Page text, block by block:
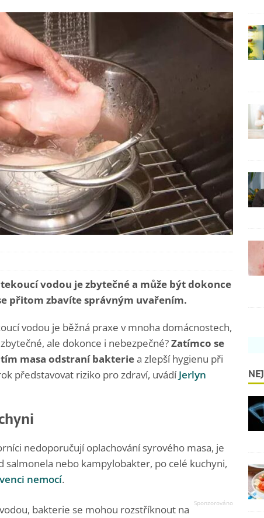
vodou je zbytečné a může být dokonce
přitom zbavíte správným uvařením.
vodou je běžná praxe v mnoha domácnostech,
ale dokonce i nebezpečné?Zatímco se
masa odstraní bakteriea zlepší hygienu při
představovat riziko pro zdraví, uvádíJerlyn
nedoporučují oplachování syrového masa, je
salmonela nebo kampylobakter, po celé kuchyni,
nemocí.
bakterie se mohou rozstříknout na